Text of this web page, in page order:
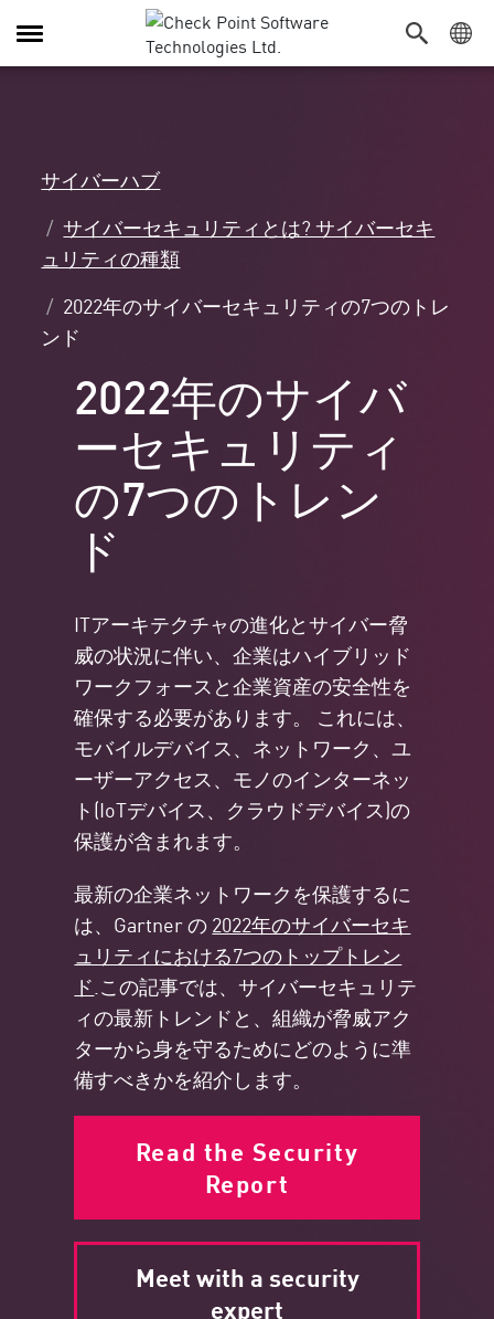
Toggle
Navigation
サイバーハブ
サイバーセキュリティとは? サイバーセキ
ュリティの種類
2022年のサイバーセキュリティの7つのトレ
ンド
2022年のサイバ
ーセキュリティ
の7つのトレン
ド
ITアーキテクチャの進化とサイバー脅
威の状況に伴い、企業はハイブリッド
ワークフォースと企業資産の安全性を
確保する必要があります。 これには、
モバイルデバイス、ネットワーク、ユ
ーザーアクセス、モノのインターネッ
ト(IoTデバイス、クラウドデバイス)の
保護が含まれます。
最新の企業ネットワークを保護するに
は、Gartner の2022年のサイバーセキ
ュリティにおける7つのトップトレン
ド.この記事では、サイバーセキュリテ
ィの最新トレンドと、組織が脅威アク
ターから身を守るためにどのように準
備すべきかを紹介します。
Read the Security
Report
Meet with a security
expert